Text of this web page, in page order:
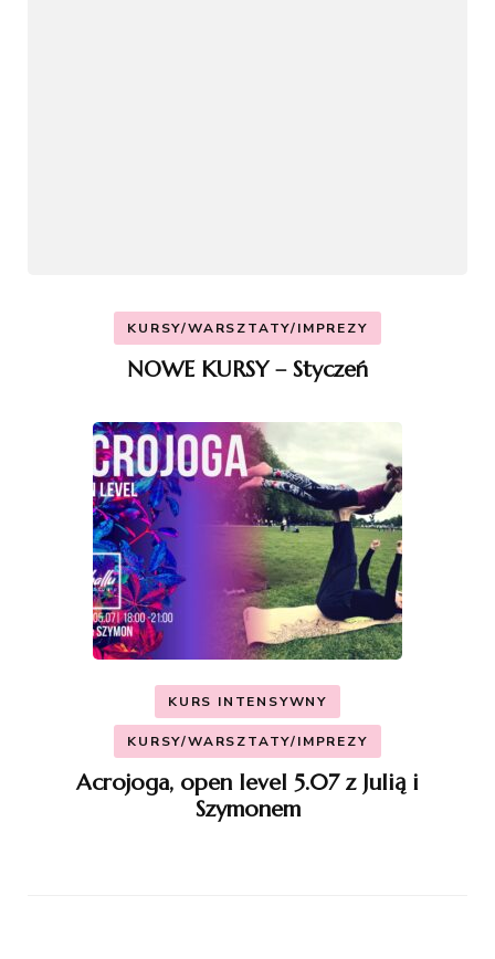
KURSY/WARSZTATY/IMPREZY
NOWE KURSY – Styczeń
KURS INTENSYWNY
KURSY/WARSZTATY/IMPREZY
Acrojoga, open level 5.07 z Julią i
Szymonem